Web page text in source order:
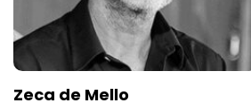
Zeca de Mello